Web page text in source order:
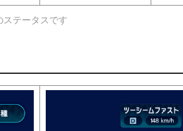
テータスです